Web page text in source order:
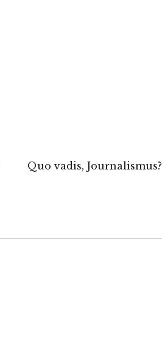
Quo vadis, Journalismus?